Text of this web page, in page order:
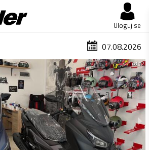
Uloguj se
07.08.2026
1 od 12